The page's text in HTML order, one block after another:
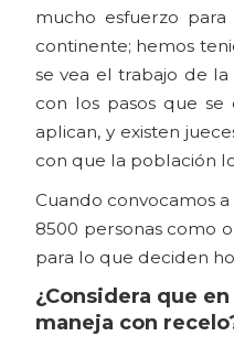
mucho esfuerzo
continente; hemos
se vea el trabajo de
con los pasos que se
aplican, y existen
con que la población
Cuando convocamos
8500 personas como
para lo que deciden
¿Considera que
maneja con